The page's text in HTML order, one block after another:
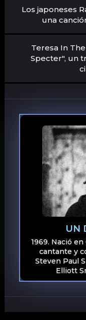
Los japoneses
una
Teresa In
Specter", un
UN
1969. Nació
cantante y
Steven Paul
Elliott